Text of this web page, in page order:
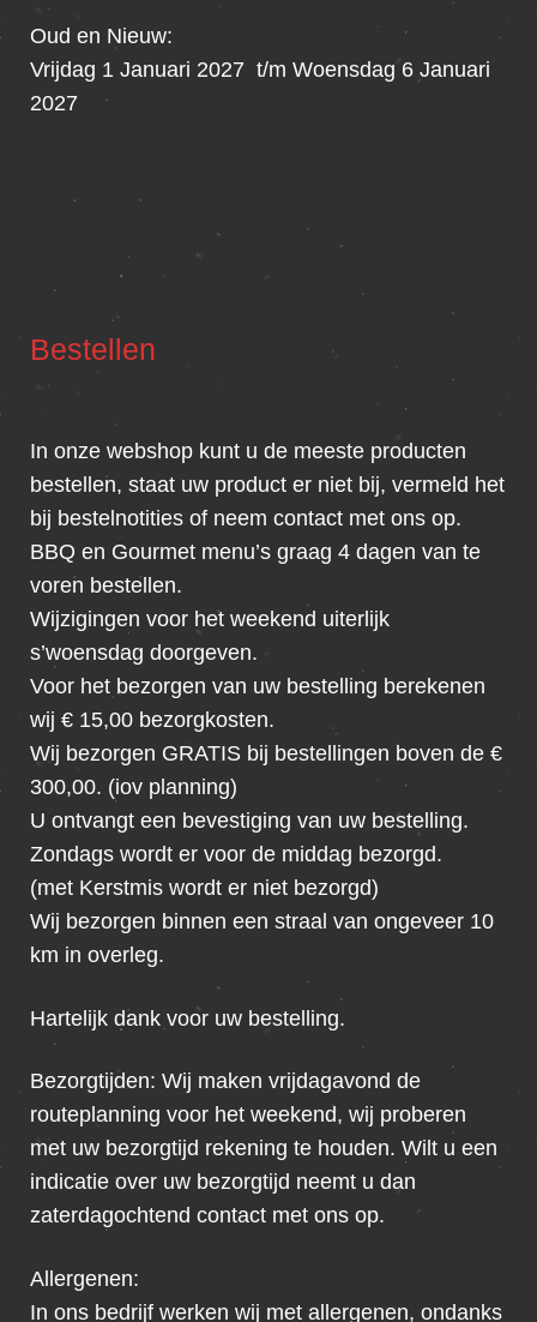
Oud en Nieuw:
Vrijdag 1 Januari 2027 t/m Woensdag 6 Januari
2027
Bestellen
In onze webshop kunt u de meeste producten
bestellen, staat uw product er niet bij, vermeld het
bij bestelnotities of neem contact met ons op.
BBQ en Gourmet menu’s graag 4 dagen van te
voren bestellen.
Wijzigingen voor het weekend uiterlijk
s’woensdag doorgeven.
Voor het bezorgen van uw bestelling berekenen
wij € 15,00 bezorgkosten.
Wij bezorgen GRATIS bij bestellingen boven de €
300,00. (iov planning)
U ontvangt een bevestiging van uw bestelling.
Zondags wordt er voor de middag bezorgd.
(met Kerstmis wordt er niet bezorgd)
Wij bezorgen binnen een straal van ongeveer 10
km in overleg.
Hartelijk dank voor uw bestelling.
Bezorgtijden: Wij maken vrijdagavond de
routeplanning voor het weekend, wij proberen
met uw bezorgtijd rekening te houden. Wilt u een
indicatie over uw bezorgtijd neemt u dan
zaterdagochtend contact met ons op.
Allergenen:
In ons bedrijf werken wij met allergenen, ondanks